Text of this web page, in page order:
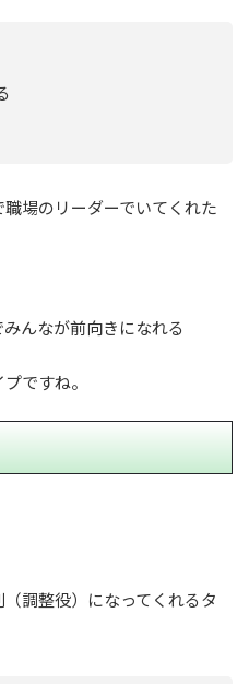
場のリーダーでいてくれた
んなが前向きになれる
ですね。
調整役）になってくれるタ